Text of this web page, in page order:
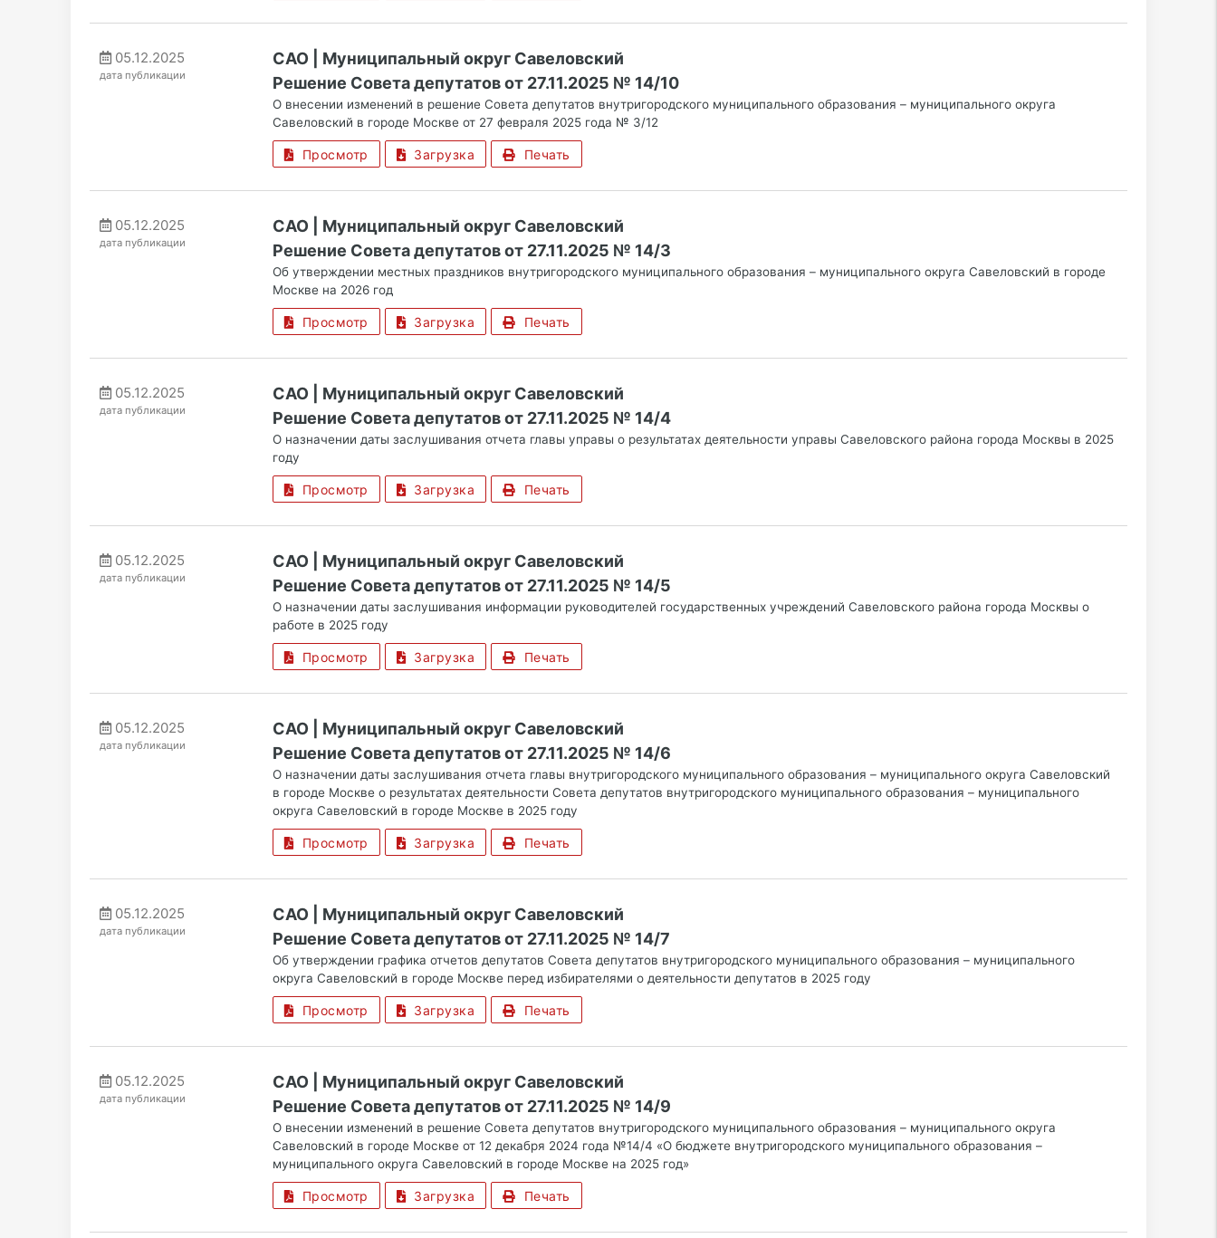
05.12.2025
дата публикации
САО | Муниципальный округ Савеловский
Решение Совета депутатов от 27.11.2025 № 14/10
О внесении изменений в решение Совета депутатов внутригородского муниципального образования – муниципального округа
Савеловский в городе Москве от 27 февраля 2025 года № 3/12
Просмотр Загрузка Печать
05.12.2025
дата публикации
САО | Муниципальный округ Савеловский
Решение Совета депутатов от 27.11.2025 № 14/3
Об утверждении местных праздников внутригородского муниципального образования – муниципального округа Савеловский в городе
Москве на 2026 год
Просмотр Загрузка Печать
05.12.2025
дата публикации
САО | Муниципальный округ Савеловский
Решение Совета депутатов от 27.11.2025 № 14/4
О назначении даты заслушивания отчета главы управы о результатах деятельности управы Савеловского района города Москвы в 2025
году
Просмотр Загрузка Печать
05.12.2025
дата публикации
САО | Муниципальный округ Савеловский
Решение Совета депутатов от 27.11.2025 № 14/5
О назначении даты заслушивания информации руководителей государственных учреждений Савеловского района города Москвы о
работе в 2025 году
Просмотр Загрузка Печать
05.12.2025
дата публикации
САО | Муниципальный округ Савеловский
Решение Совета депутатов от 27.11.2025 № 14/6
О назначении даты заслушивания отчета главы внутригородского муниципального образования – муниципального округа Савеловский
в городе Москве о результатах деятельности Совета депутатов внутригородского муниципального образования – муниципального
округа Савеловский в городе Москве в 2025 году
Просмотр Загрузка Печать
05.12.2025
дата публикации
САО | Муниципальный округ Савеловский
Решение Совета депутатов от 27.11.2025 № 14/7
Об утверждении графика отчетов депутатов Совета депутатов внутригородского муниципального образования – муниципального
округа Савеловский в городе Москве перед избирателями о деятельности депутатов в 2025 году
Просмотр Загрузка Печать
05.12.2025
дата публикации
САО | Муниципальный округ Савеловский
Решение Совета депутатов от 27.11.2025 № 14/9
О внесении изменений в решение Совета депутатов внутригородского муниципального образования – муниципального округа
Савеловский в городе Москве от 12 декабря 2024 года №14/4 «О бюджете внутригородского муниципального образования –
муниципального округа Савеловский в городе Москве на 2025 год»
Просмотр Загрузка Печать